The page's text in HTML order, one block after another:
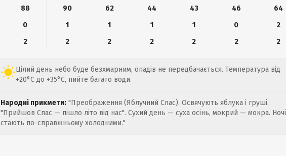
88 90 62 44 43 46
64
0 1 1 1 1 0
2
2 2 2 2 2 2 2
Цілий день небо буде безхмарним, опадів не передбачається. Температура від
+20°C до +35°C, пийте багато води.
Народні прикмети: "Преображення (Яблучний Спас). Освячують яблука і груші.
"Прийшов Спас — пішло літо від нас". Сухий день — суха осінь, мокрий — мокра. Ночі
стають по-справжньому холодними."